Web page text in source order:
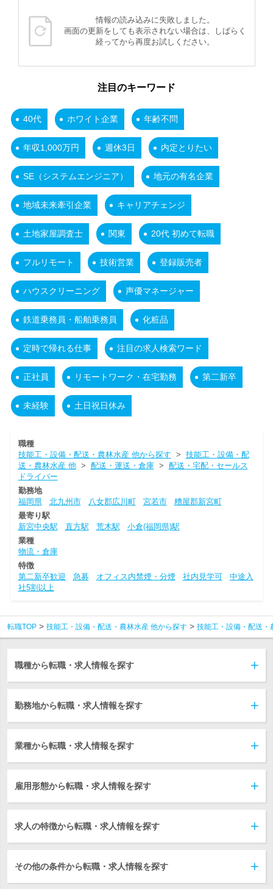
情報の読み込みに失敗しました。
画面の更新をしても表示されない場合は、しばらく
経ってから再度お試しください。
注目のキーワード
40代 ホワイト企業 年齢不問
年収1,000万円 週休3日 内定とりたい
SE（システムエンジニア） 地元の有名企業
地域未来牽引企業 キャリアチェンジ
土地家屋調査士 関東 20代 初めて転職
フルリモート 技術営業 登録販売者
ハウスクリーニング 声優マネージャー
鉄道乗務員・船舶乗務員 化粧品
定時で帰れる仕事 注目の求人検索ワード
正社員 リモートワーク・在宅勤務 第二新卒
未経験 土日祝日休み
職種
技能工・設備・配送・農林水産 他から探す > 技能工・設備・配
送・農林水産 他> 配送・運送・倉庫> 配送・宅配・セールス
ドライバー
勤務地
福岡県
北九州市 八女郡広川町 宮若市
糟屋郡新宮町
最寄り駅
新宮中央駅
直方駅 荒木駅
小倉(福岡県)駅
業種
物流・倉庫
特徴
第二新卒歓迎
急募 オフィス内禁煙・分煙 社内見学可
中途入
社5割以上
転職TOP 技能工・設備・配送・農林水産 他から探す 技能工・設備・配送・
職種から転職・求人情報を探す
勤務地から転職・求人情報を探す
業種から転職・求人情報を探す
雇用形態から転職・求人情報を探す
求人の特徴から転職・求人情報を探す
その他の条件から転職・求人情報を探す